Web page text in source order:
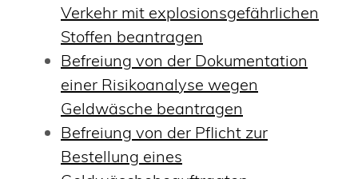
Verkehr mit explosionsgefährlichen
Stoffen beantragen
Befreiung von der Dokumentation
einer Risikoanalyse wegen
Geldwäsche beantragen
Befreiung von der Pflicht zur
Bestellung eines